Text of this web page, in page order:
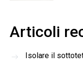
Articoli
Isolare il